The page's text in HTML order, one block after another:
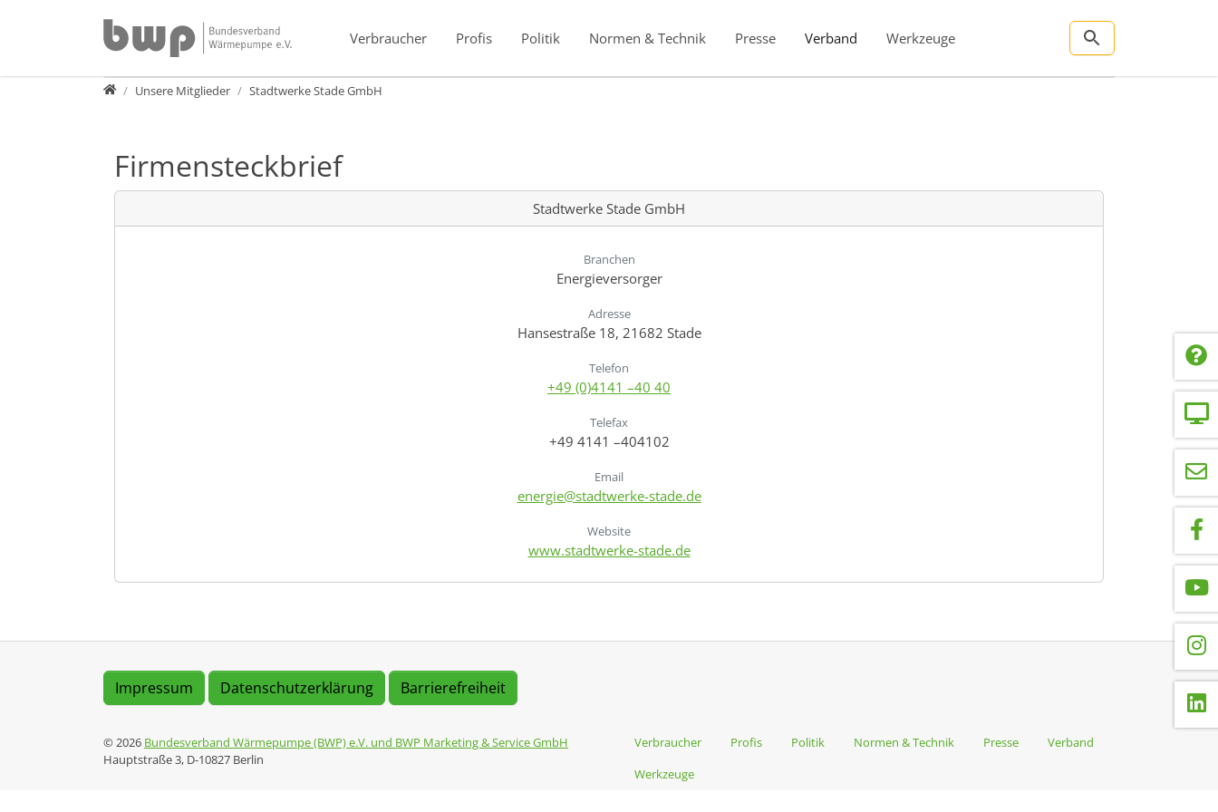
Verbraucher
Profis Politik Normen & Technik Presse Verband Werkzeuge
Verband
Unsere Mitglieder Stadtwerke Stade GmbH
Firmensteckbrief
Stadtwerke Stade GmbH
Branchen
Energieversorger
Adresse
Hansestraße 18, 21682 Stade
Telefon
+49 (0)4141 –40 40
Telefax
+49 4141 –404102
Email
energie@stadtwerke-stade.de
Website
www.stadtwerke-stade.de
Impressum Datenschutzerklärung Barrierefreiheit
© 2026 Bundesverband Wärmepumpe (BWP) e.V. und BWP Marketing & Service GmbH
Hauptstraße 3, D-10827 Berlin
Verbraucher Profis Politik Normen & Technik Presse
Verband
Werkzeuge